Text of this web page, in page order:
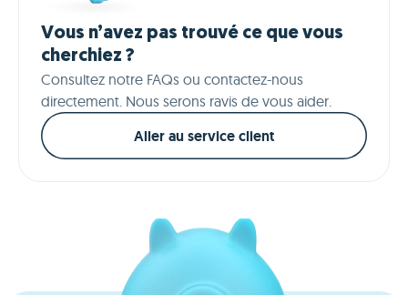
Vous n’avez pas trouvé ce que vous
cherchiez ?
Consultez notre FAQs ou contactez-nous
directement. Nous serons ravis de vous aider.
Aller au service client